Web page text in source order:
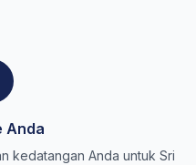
Anda
kedatangan Anda untuk Sri